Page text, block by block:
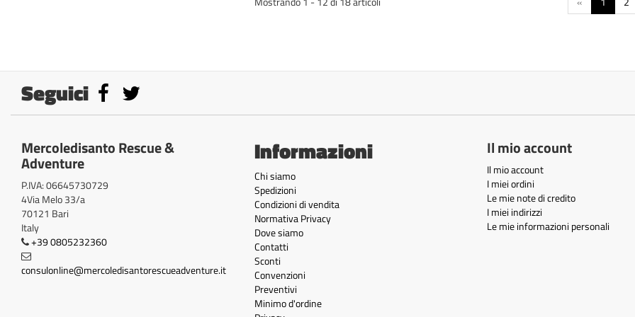
Seguici
Mercoledisanto Rescue &
Adventure
P.IVA: 06645730729
4Via Melo 33/a
70121 Bari
Italy
+39 0805232360
consulonline@mercoledisantorescueadventure.it
Informazioni
Chi siamo
Spedizioni
Condizioni di vendita
Normativa Privacy
Dove siamo
Contatti
Sconti
Convenzioni
Preventivi
Minimo d'ordine
Il mio account
Il mio account
I miei ordini
Le mie note di credito
I miei indirizzi
Le mie informazioni personali